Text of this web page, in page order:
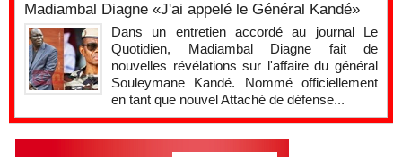
Madiambal Diagne «J'ai appelé le Général Kandé»
Dans un entretien accordé au journal Le
Quotidien, Madiambal Diagne fait de
nouvelles révélations sur l'affaire du général
Souleymane Kandé. Nommé officiellement
en tant que nouvel Attaché de défense...